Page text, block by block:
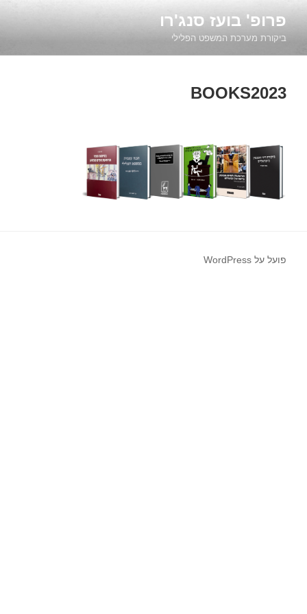
לתוכןפרופ' בועז סנג'רו
ביקורת מערכת המשפט הפלילי
BOOKS2023
פועל על WordPress